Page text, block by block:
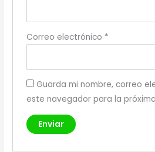
Correo electrónico *
Guarda mi nombre, correo
este navegador para la